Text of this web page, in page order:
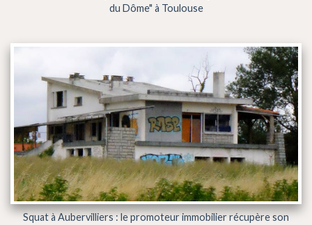
du Dôme" à Toulouse
Squat à Aubervilliers : le promoteur immobilier récupère son